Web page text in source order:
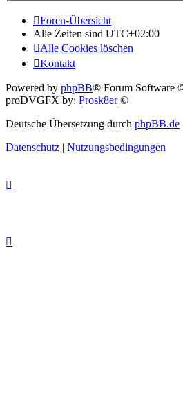
Foren-Übersicht
Alle Zeiten sind UTC+02:00
Alle Cookies löschen
Kontakt
Powered by phpBB® Forum Software
proDVGFX by: Prosk8er©
Deutsche Übersetzung durch phpBB.de
Datenschutz | Nutzungsbedingungen